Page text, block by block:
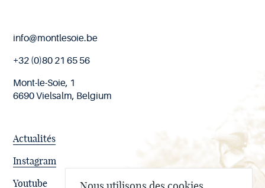
Fin
page
info@montlesoie.be
+32 (0)80 21 65 56
Mont-le-Soie, 1
6690 Vielsalm, Belgium
Youtube
Instagram
Actualités